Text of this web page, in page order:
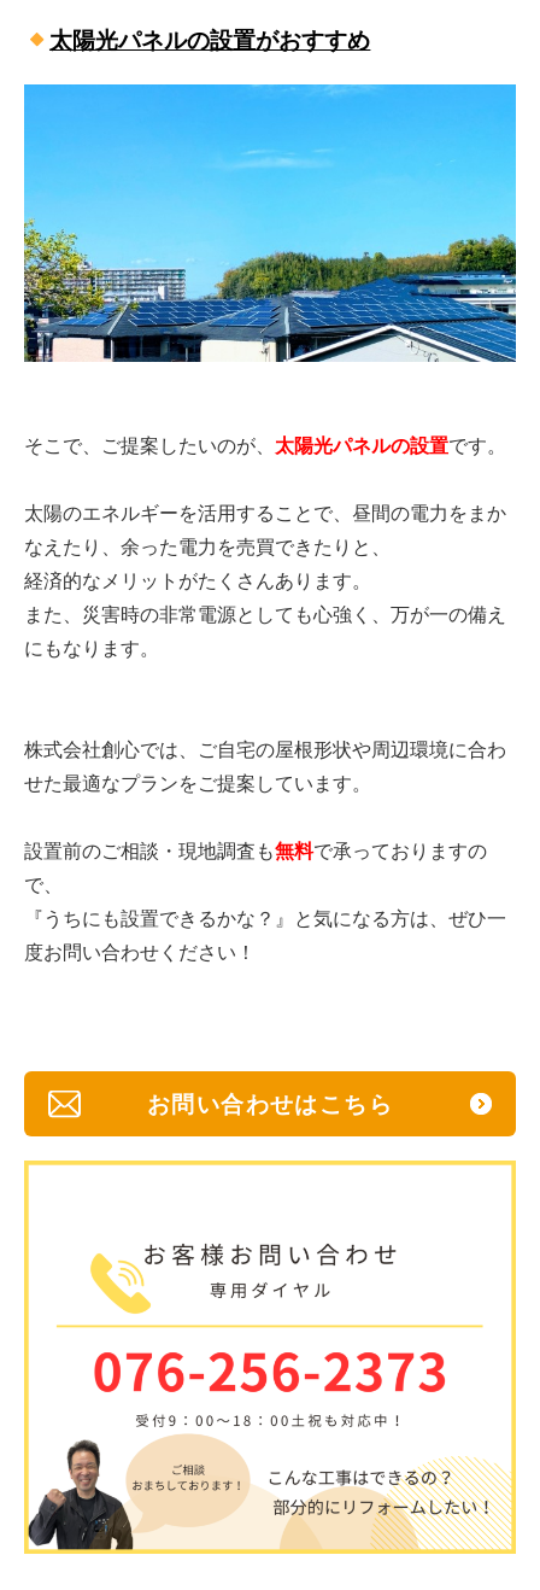
太陽光パネルの設置がおすすめ
そこで、ご提案したいのが、 太陽光パネルの設置です。
太陽のエネルギーを活用することで、昼間の電力をまか
なえたり、余った電力を売買できたりと、
経済的なメリットがたくさんあります。
また、災害時の非常電源としても心強く、万が一の備え
にもなります。
株式会社創心では、ご自宅の屋根形状や周辺環境に合わ
せた最適なプランをご提案しています。
設置前のご相談・現地調査も無料で承っておりますの
で、
『うちにも設置できるかな？』と気になる方は、ぜひ一
度お問い合わせください！
お問い合わせはこちら